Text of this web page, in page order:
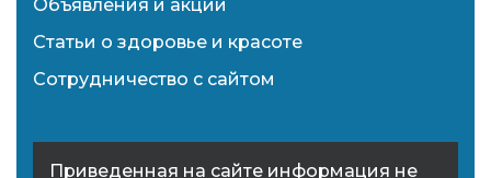
Объявления и акции
Статьи о здоровье и красоте
Сотрудничество с сайтом
Приведенная на сайте информация не